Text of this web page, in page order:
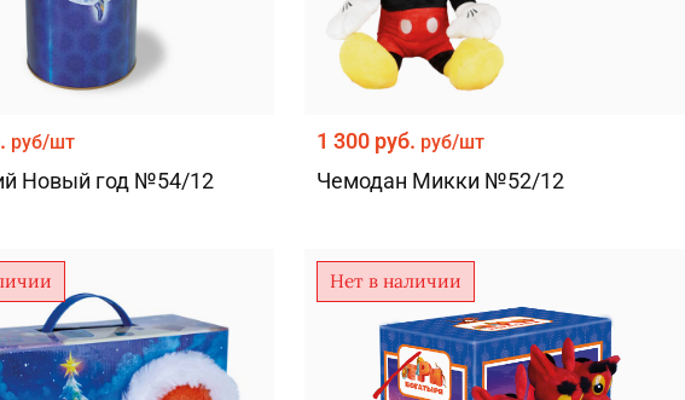
руб/шт
Новый год №54/12
1 300 руб. руб/шт
Чемодан Микки №52/12
Нет в наличии